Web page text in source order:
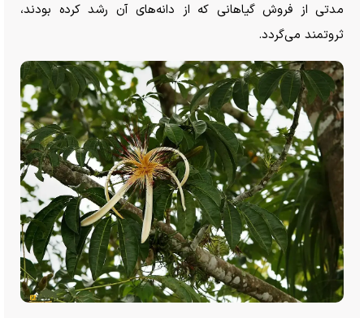
مدتی از فروش گیاهانی که از دانه‌های آن رشد کرده بودند،
ثروتمند می‌گردد.